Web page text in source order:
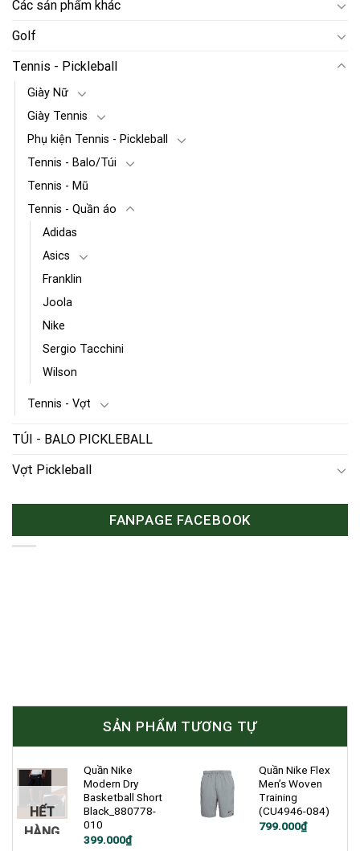
Các sản phẩm khác
Golf
Tennis - Pickleball
Giày Nữ
Giày Tennis
Phụ kiện Tennis - Pickleball
Tennis - Balo/Túi
Tennis - Mũ
Tennis - Quần áo
Adidas
Asics
Franklin
Joola
Nike
Sergio Tacchini
Wilson
Tennis - Vợt
TÚI - BALO PICKLEBALL
Vợt Pickleball
FANPAGE FACEBOOK
SẢN PHẨM TƯƠNG TỰ
HẾT
HÀNG
Quần Nike
Modern Dry
Basketball Short
Black_880778-
010
Giá
399.000₫
Giá
Quần Nike Flex
Men’s Woven
Training
(CU4946-084)
Giá
799.000₫
Giá